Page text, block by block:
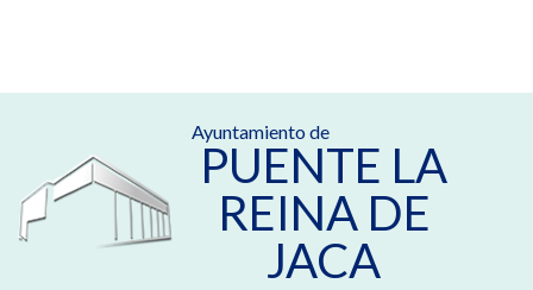
Ayuntamiento de
PUENTE LA
REINA DE
JACA